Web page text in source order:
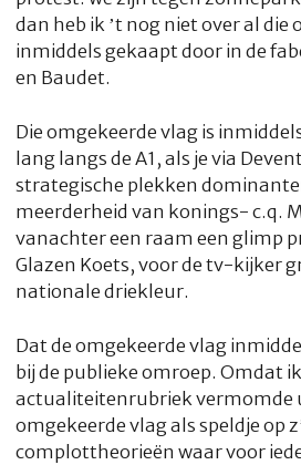
dan heb ik ’t nog niet over al
inmiddels gekaapt door in de
en Baudet.
Die omgekeerde vlag is
lang langs de A1, als je via
strategische plekken
meerderheid van konings- c.q.
vanachter een raam een glimp
Glazen Koets, voor de tv-kijker
nationale driekleur.
Dat de omgekeerde vlag
bij de publieke omroep. Omdat
actualiteitenrubriek vermomde
omgekeerde vlag als speldje op
complottheorieën waar voor